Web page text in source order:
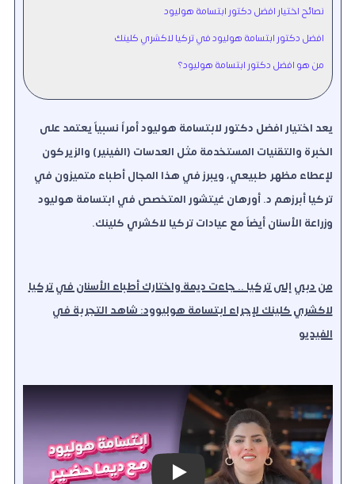
نصائح اختيار افضل دكتور ابتسامة هوليود
افضل دكتور ابتسامة هوليود في تركيا لاكشري كلينك
من هو افضل دكتور ابتسامة هوليود؟
يعد اختيار افضل دكتور لابتسامة هوليود أمراً نسبياً يعتمد على
الخبرة والتقنيات المستخدمة مثل العدسات (الفينير) والزيركون
لإعطاء مظهر طبيعي، ويبرز في هذا المجال أطباء متميزون في
تركيا أبرزهم د. أورهان غيتشور المتخصص في ابتسامة هوليود
وزراعة الأسنان أيضاً مع عيادات تركيا لاكشري كلينك.
من دبي إلى تركيا .. جاءت ديمة واختارك أطباء الأسنان في تركيا
لاكشري كلينك لإجراء ابتسامة هوليوود: شاهد التجربة في
الفيديو
Play